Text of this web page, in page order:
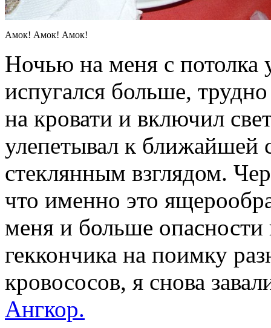
Амок! Амок! Амок!
Ночью на меня с потолка
испугался больше,
на кровати и включил
улепетывал к ближайшей
стеклянным взглядом.
что именно это
меня и больше опасности
геккончика на поимку
кровососов, я снова
Ангкор.